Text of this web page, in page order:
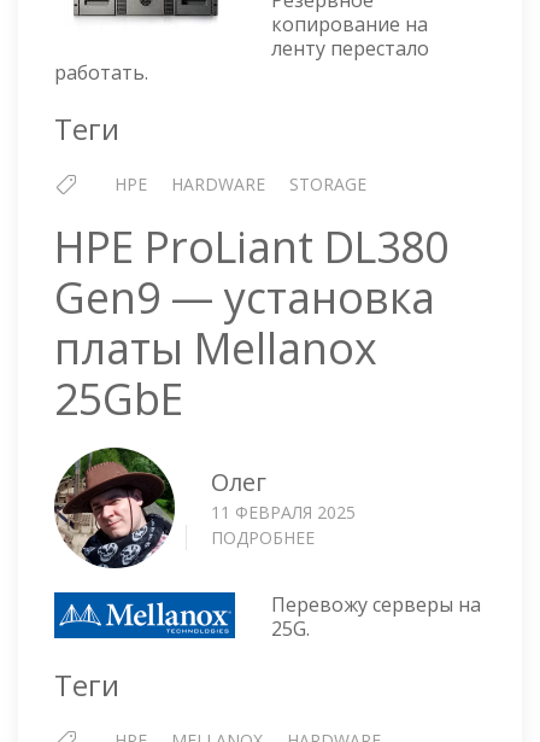
НЕ
ИЗВЛЕКАЕТСЯ
КАРТРИДЖ
копирование на
ленту перестало
работать.
Теги
HPE HARDWARE STORAGE
HPE ProLiant DL380
Gen9 — установка
платы Mellanox
25GbE
Олег
11 ФЕВРАЛЯ 2025
ПОДРОБНЕЕ
DL380
Перевожу серверы на
25G.
Теги